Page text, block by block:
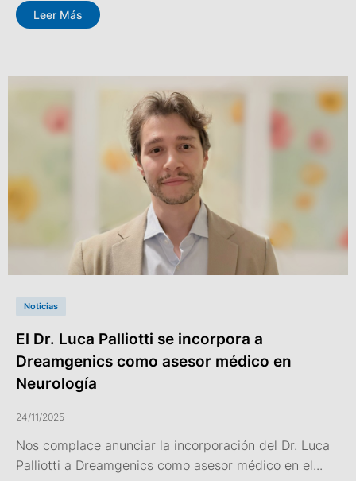
Leer Más
Noticias
El Dr. Luca Palliotti se incorpora a
Dreamgenics como asesor médico en
Neurología
24/11/2025
Nos complace anunciar la incorporación del Dr. Luca
Palliotti a Dreamgenics como asesor médico en el...